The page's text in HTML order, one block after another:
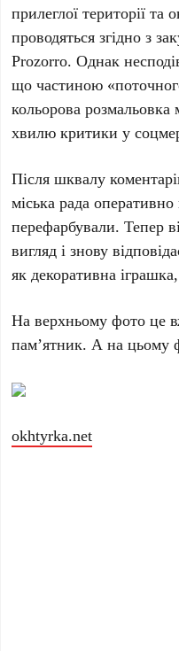
прилеглої території
проводяться згідно з
Prozorro. Однак
що частиною
кольорова
хвилю критики у
Після шквалу
міська рада
перефарбували. Тепер
вигляд і знову
як декоративна
На верхньому фото це
пам’ятник. А на цьому
okhtyrka.net